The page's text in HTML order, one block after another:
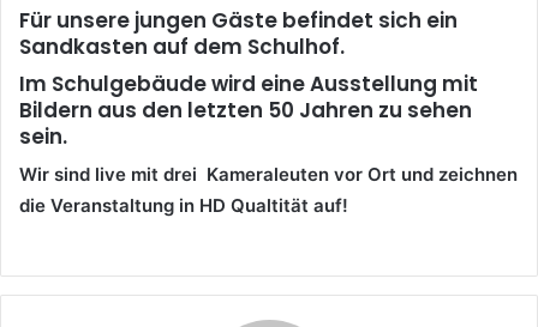
Für unsere jungen Gäste befindet sich ein
Sandkasten auf dem Schulhof.
Im Schulgebäude wird eine Ausstellung mit
Bildern aus den letzten 50 Jahren zu sehen
sein.
Wir sind live mit drei Kameraleuten vor Ort und zeichnen
die Veranstaltung in HD Qualtität auf!